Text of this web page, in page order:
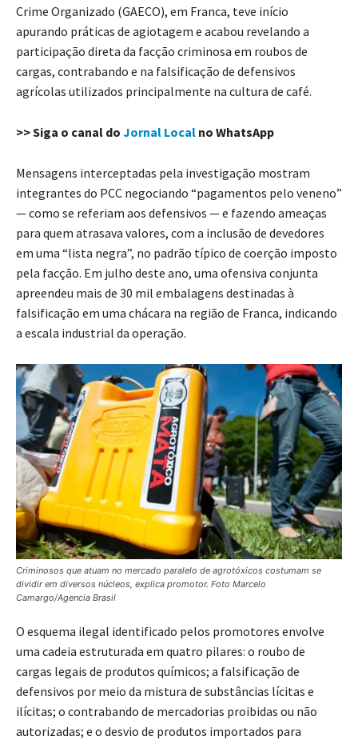
Crime Organizado (GAECO), em Franca, teve início
apurando práticas de agiotagem e acabou revelando a
participação direta da facção criminosa em roubos de
cargas, contrabando e na falsificação de defensivos
agrícolas utilizados principalmente na cultura de café.
>> Siga o canal do Jornal Local no WhatsApp
Mensagens interceptadas pela investigação mostram
integrantes do PCC negociando “pagamentos pelo veneno”
— como se referiam aos defensivos — e fazendo ameaças
para quem atrasava valores, com a inclusão de devedores
em uma “lista negra”, no padrão típico de coerção imposto
pela facção. Em julho deste ano, uma ofensiva conjunta
apreendeu mais de 30 mil embalagens destinadas à
falsificação em uma chácara na região de Franca, indicando
a escala industrial da operação.
Criminosos que atuam no mercado paralelo de agrotóxicos costumam se
dividir em diversos núcleos, explica promotor. Foto Marcelo
Camargo/Agencia Brasil
O esquema ilegal identificado pelos promotores envolve
uma cadeia estruturada em quatro pilares: o roubo de
cargas legais de produtos químicos; a falsificação de
defensivos por meio da mistura de substâncias lícitas e
ilícitas; o contrabando de mercadorias proibidas ou não
autorizadas; e o desvio de produtos importados para